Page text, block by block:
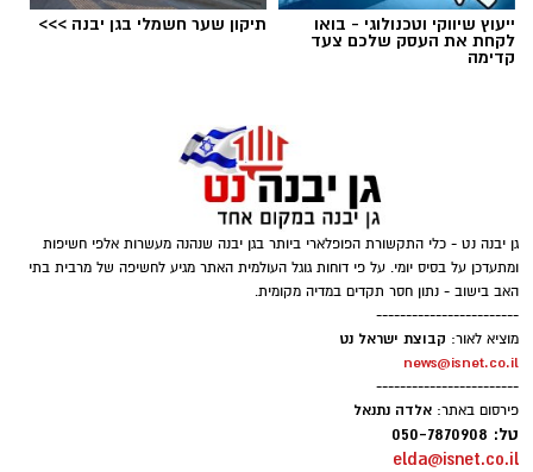
‏כדי לעקוב אחרי הערוץ גן יבנה נט ב-WhatsApp
לחצו כאן
יש לכם מידע חשוב שטרם נחשף? צילומים מאירוע
חדשותי? מצאתם טעות בכתבה? נשמח שתשתפו
אותנו
ייעוץ שיווקי וטכנולוגי - בואו
לקחת את העסק שלכם צעד
קדימה
תיקון שער חשמלי בגן יבנה >>>
גן יבנה נט - כלי התקשורת הפופלארי ביותר בגן יבנה שנהנה מעשרות אלפי חשיפות
ומתעדכן על בסיס יומי. על פי דוחות גוגל העולמית האתר מגיע לחשיפה של מרבית בתי
האב בישוב - נתון חסר תקדים במדיה מקומית.
------------------------
מוציא לאור: קבוצת ישראל נט
news@isnet.co.il
------------------------
פירסום באתר: אלדה נתנאל
טל: 050-7870908
elda@isnet.co.il